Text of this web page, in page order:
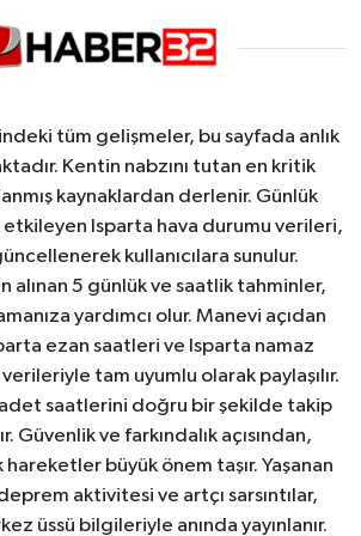
tüm gelişmeler, bu sayfada anlık
Kentin nabzını tutan en kritik
kaynaklardan derlenir. Günlük
etkileyen Isparta hava durumu verileri,
kullanıcılara sunulur.
5 günlük ve saatlik tahminler,
yardımcı olur. Manevi açıdan
ezan saatleri ve Isparta namaz
tam uyumlu olarak paylaşılır.
saatlerini doğru bir şekilde takip
Güvenlik ve farkındalık açısından,
büyük önem taşır. Yaşanan
aktivitesi ve artçı sarsıntılar,
üssü bilgileriyle anında yayınlanır.